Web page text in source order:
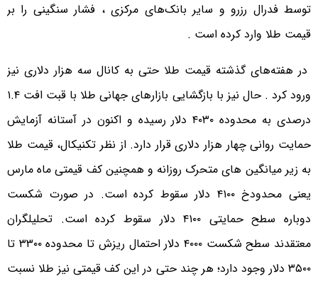
توسط فدرال رزرو و سایر بانک‌های مرکزی ، فشار سنگینی را بر
قیمت طلا وارد کرده است .
در هفته‌های گذشته قیمت طلا حتی به کانال سه هزار دلاری نیز
ورود کرد . حال نیز با بازگشایی بازارهای جهانی طلا با قبت افت ۱.۴
درصدی به محدوده ۴۰۳۰ دلار رسیده و اکنون در آستانه آزمایش
حمایت روانی چهار هزار دلاری قرار دارد. از نظر تکنیکال، قیمت طلا
به زیر میانگین های متحرک روزانه و همچنین کف قیمتی ماه مارس
یعنی محدودخ ۴۱۰۰ دلار سقوط کرده است. در صورت شکست
دوباره سطح حمایتی ۴۱۰۰ دلار سقوط کرده است. تحلیلگران
معتقدند سطح شکست ۴۰۰۰ دلار احتمال ریزش تا محدوده ۳۳۰۰ تا
۳۵۰۰ دلار وجود دارد؛ هر چند حتی در این کف قیمتی نیز طلا نسبت